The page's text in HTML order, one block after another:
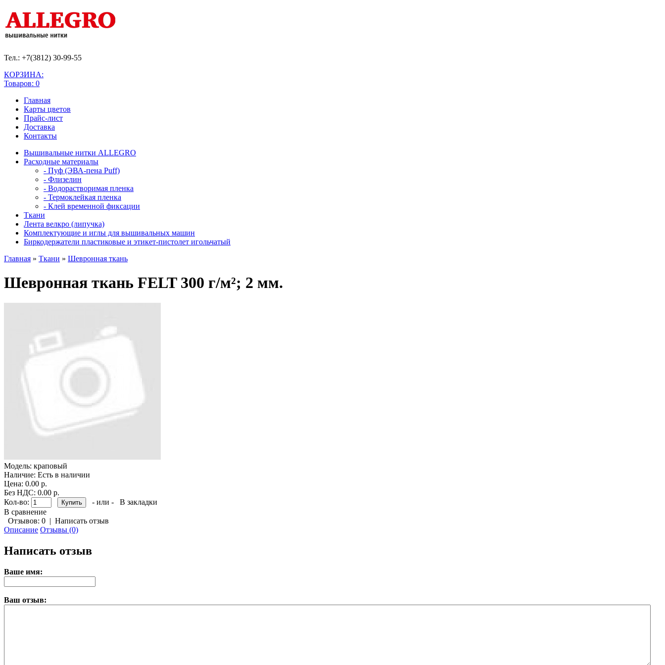
Тел.: +7(3812) 30-99-55
КОРЗИНА:
Товаров: 0
Главная
Карты цветов
Прайс-лист
Доставка
Контакты
Вышивальные нитки ALLEGRO
Расходные материалы
- Пуф (ЭВА-пена Puff)
- Флизелин
- Водорастворимая пленка
- Термоклейкая пленка
- Клей временной фиксации
Ткани
Лента велкро (липучка)
Комплектующие и иглы для вышивальных машин
Биркодержатели пластиковые и этикет-пистолет игольчатый
Главная » Ткани » Шевронная ткань
Шевронная ткань FELT 300 г/м²; 2 мм.
Модель: краповый
Наличие: Есть в наличии
Цена: 0.00 р.
Без НДС: 0.00 р.
Кол-во:
- или -
В закладки
В сравнение
Отзывов: 0 | Написать отзыв
Описание Отзывы (0)
Написать отзыв
Ваше имя:
Ваш отзыв: